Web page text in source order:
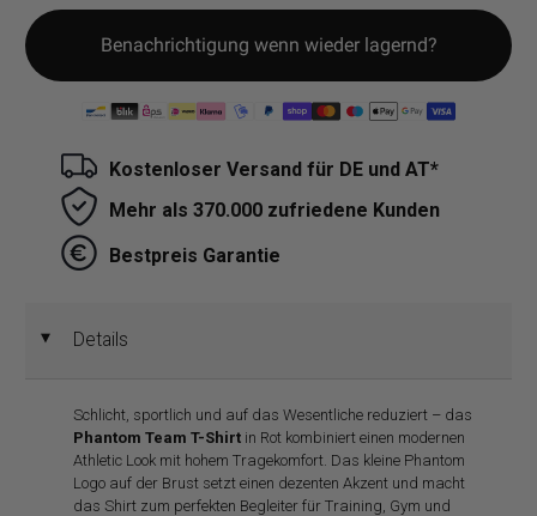
Benachrichtigung wenn wieder lagernd?
Kostenloser Versand für DE und AT*
Mehr als 370.000 zufriedene Kunden
Bestpreis Garantie
◄ Details
Schlicht, sportlich und auf das Wesentliche reduziert – das
Phantom Team T-Shirt in Rot kombiniert einen modernen
Athletic Look mit hohem Tragekomfort. Das kleine Phantom
Logo auf der Brust setzt einen dezenten Akzent und macht
das Shirt zum perfekten Begleiter für Training, Gym und